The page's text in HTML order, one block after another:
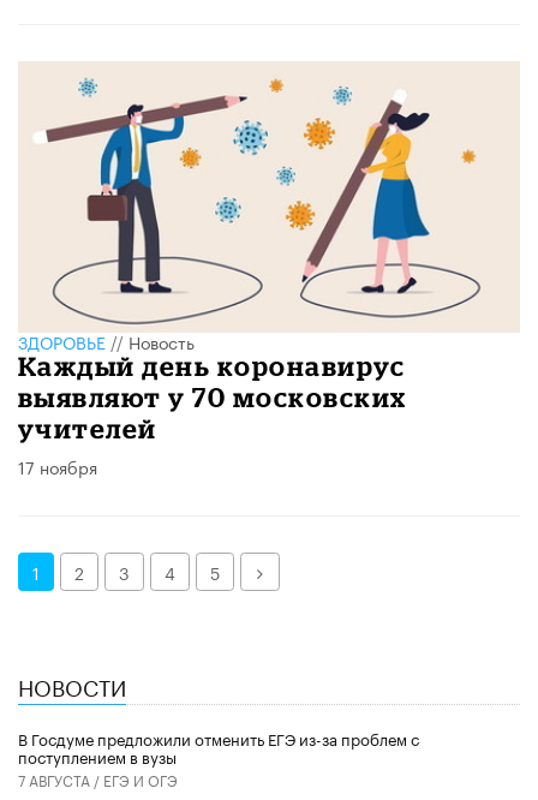
ЗДОРОВЬЕ//Новость
Каждый день коронавирус
выявляют у 70 московских
учителей
17 ноября
1 2 3 4 5 Далее
НОВОСТИ
В Госдуме предложили отменить ЕГЭ из-за проблем с
поступлением в вузы
7 АВГУСТА / ЕГЭ И ОГЭ